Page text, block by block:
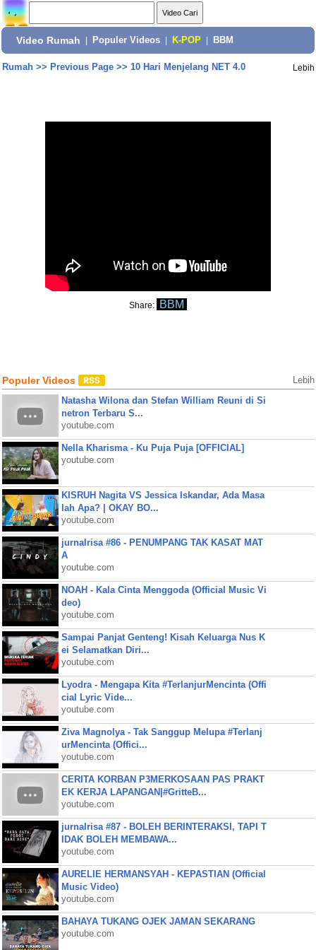
Video Rumah Populer Videos K-POP BBM
Rumah>> Previous Page>> 10 Hari Menjelang NET 4.0 Lebih
Share: BBM
Populer Videos Lebih
Natasha Wilona dan Stefan William Reuni di Si
netron Terbaru S...
youtube.com
Nella Kharisma - Ku Puja Puja [OFFICIAL]
youtube.com
KISRUH Nagita VS Jessica Iskandar, Ada Masa
lah Apa? | OKAY BO...
youtube.com
jurnalrisa #86 - PENUMPANG TAK KASAT MAT
A
youtube.com
NOAH - Kala Cinta Menggoda (Official Music Vi
deo)
youtube.com
Sampai Panjat Genteng! Kisah Keluarga Nus K
ei Selamatkan Diri...
youtube.com
Lyodra - Mengapa Kita #TerlanjurMencinta (Offi
cial Lyric Vide...
youtube.com
Ziva Magnolya - Tak Sanggup Melupa #Terlanj
urMencinta (Offici...
youtube.com
CERITA KORBAN P3MERKOSAAN PAS PRAKT
EK KERJA LAPANGAN|#GritteB...
youtube.com
jurnalrisa #87 - BOLEH BERINTERAKSI, TAPI T
IDAK BOLEH MEMBAWA...
youtube.com
AURELIE HERMANSYAH - KEPASTIAN (Official
Music Video)
youtube.com
BAHAYA TUKANG OJEK JAMAN SEKARANG
youtube.com